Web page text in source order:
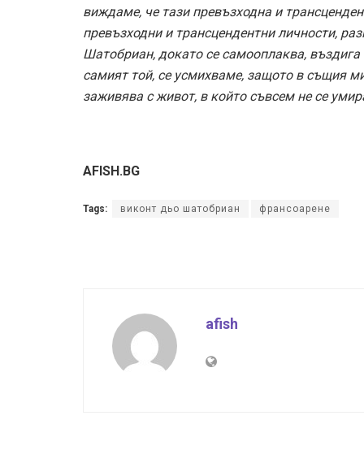
виждаме, че тази превъзходна и
превъзходни и трансцендентни личности,
Шатобриан, докато се самооплаква, въздига
самият той, се усмихваме, защото в същия
заживява с живот, в който съвсем не се
AFISH.BG
Tags: виконт дьо шатобриан франсоарене
afish